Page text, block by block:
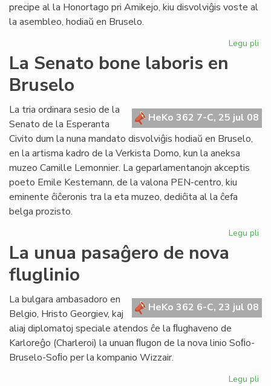
precipe al la Honortago pri Amikejo, kiu disvolviĝis voste al
la asembleo, hodiaŭ en Bruselo.
Legu pli
La Senato bone laboris en
Bruselo
HeKo 362 7-C, 25 jul 08
La tria ordinara sesio de la
Senato de la Esperanta
Civito dum la nuna mandato disvolviĝis hodiaŭ en Bruselo,
en la artisma kadro de la Verkista Domo, kun la aneksa
muzeo Camille Lemonnier. La geparlamentanojn akceptis
poeto Emile Kestemann, de la valona PEN-centro, kiu
eminente ĉiĉeronis tra la eta muzeo, dediĉita al la ĉefa
belga prozisto.
Legu pli
en
La unua pasaĝero de nova
fluglinio
HeKo 362 6-C, 23 jul 08
La bulgara ambasadoro en
Belgio, Hristo Georgiev, kaj
aliaj diplomatoj speciale atendos ĉe la ﬂughaveno de
Karloreĝo (Charleroi) la unuan ﬂugon de la nova linio Soﬁo-
Bruselo-Soﬁo per la kompanio Wizzair.
Legu pli